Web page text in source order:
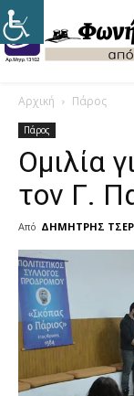
Αρχική Πάρος
Πάρος
Oμιλία
τον Γ.
Από ΔΗΜΗΤΡΗΣ